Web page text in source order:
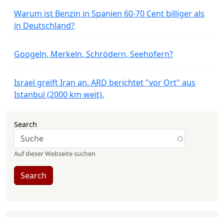
Warum ist Benzin in Spanien 60-70 Cent billiger als
in Deutschland?
Googeln, Merkeln, Schrödern, Seehofern?
Israel greift Iran an. ARD berichtet "vor Ort" aus
Istanbul (2000 km weit).
Search
Auf dieser Webseite suchen
Search